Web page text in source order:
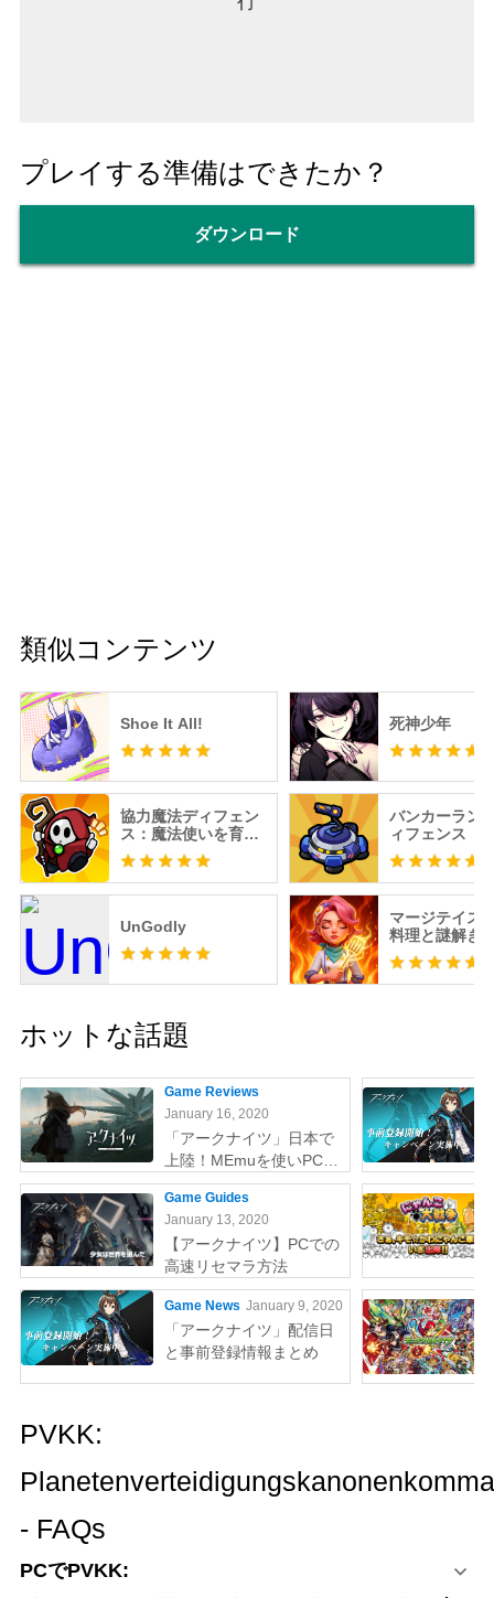
プレイする準備はできたか？
ダウンロード
類似コンテンツ
Shoe It All! 死神少年
協力魔法ディフェン
ス：魔法使いを育て
よう
バンカーラン
ィフェンス
UnGodly
マージテイス
料理と謎解き
ライン暇つぶ
ル
ホットな話題
Game Reviews
January 16, 2020
「アークナイツ」日本で
上陸！MEmuを使いPCで
やりましょう
Game Guides
January 13, 2020
【アークナイツ】PCでの
高速リセマラ方法
Game News January 9, 2020
「アークナイツ」配信日
と事前登録情報まとめ
PVKK:
- FAQs
PCでPVKK: